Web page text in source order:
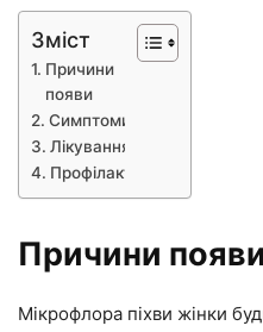
Зміст
Причини
появи
Симптоми
Лікування
Профілактика
Причини появи
Мікрофлора піхви жінки